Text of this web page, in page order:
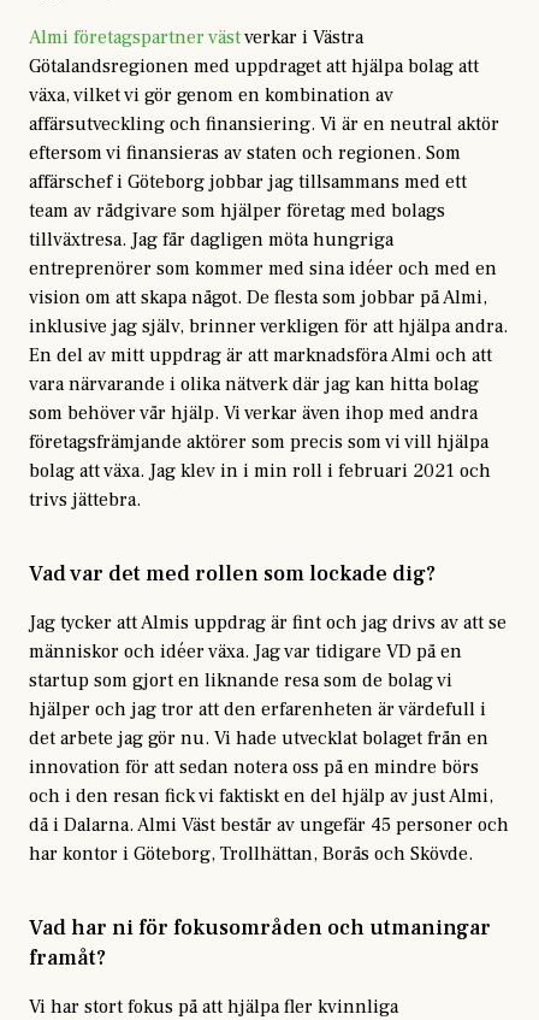
Almi företagspartner västverkar i Västra
Götalandsregionen med uppdraget att hjälpa bolag att
växa, vilket vi gör genom en kombination av
affärsutveckling och finansiering. Vi är en neutral aktör
eftersom vi finansieras av staten och regionen. Som
affärschef i Göteborg jobbar jag tillsammans med ett
team av rådgivare som hjälper företag med bolags
tillväxtresa. Jag får dagligen möta hungriga
entreprenörer som kommer med sina idéer och med en
vision om att skapa något. De flesta som jobbar på Almi,
inklusive jag själv, brinner verkligen för att hjälpa andra.
En del av mitt uppdrag är att marknadsföra Almi och att
vara närvarande i olika nätverk där jag kan hitta bolag
som behöver vår hjälp. Vi verkar även ihop med andra
företagsfrämjande aktörer som precis som vi vill hjälpa
bolag att växa. Jag klev in i min roll i februari 2021 och
trivs jättebra.
Vad var det med rollen som lockade dig?
Jag tycker att Almis uppdrag är fint och jag drivs av att se
människor och idéer växa. Jag var tidigare VD på en
startup som gjort en liknande resa som de bolag vi
hjälper och jag tror att den erfarenheten är värdefull i
det arbete jag gör nu. Vi hade utvecklat bolaget från en
innovation för att sedan notera oss på en mindre börs
och i den resan fick vi faktiskt en del hjälp av just Almi,
då i Dalarna. Almi Väst består av ungefär 45 personer och
har kontor i Göteborg, Trollhättan, Borås och Skövde.
Vad har ni för fokusområden och utmaningar
framåt?
Vi har stort fokus på att hjälpa fler kvinnliga